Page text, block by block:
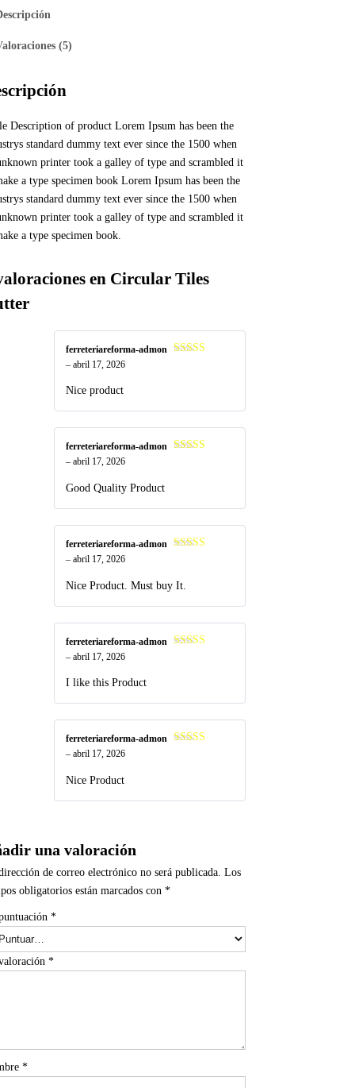
(5)
Description of product Lorem Ipsum has been the
standard dummy text ever since the 1500 when
printer took a galley of type and scrambled it
a type specimen book Lorem Ipsum has been the
standard dummy text ever since the 1500 when
printer took a galley of type and scrambled it
a type specimen book.
en Circular Tiles
ferreteriareforma-admon
– abril 17, 2026
Nice product
ferreteriareforma-admon
– abril 17, 2026
Good Quality Product
ferreteriareforma-admon
– abril 17, 2026
Nice Product. Must buy It.
ferreteriareforma-admon
– abril 17, 2026
I like this Product
ferreteriareforma-admon
– abril 17, 2026
Nice Product
una valoración
de correo electrónico no será publicada. Los
obligatorios están marcados con *
*
*
*